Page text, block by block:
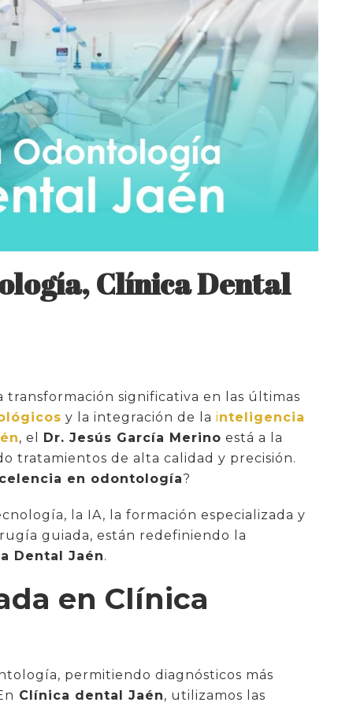
Clínica Dental
significativa en las últimas
y la integración de la inteligencia
, el Dr. Jesús García Merino está a la
tratamientos de alta calidad y precisión.
en odontología?
la IA, la formación especializada y
guiada, están redefiniendo la
Dental Jaén.
en Clínica
permitiendo diagnósticos más
Clínica dental Jaén, utilizamos las